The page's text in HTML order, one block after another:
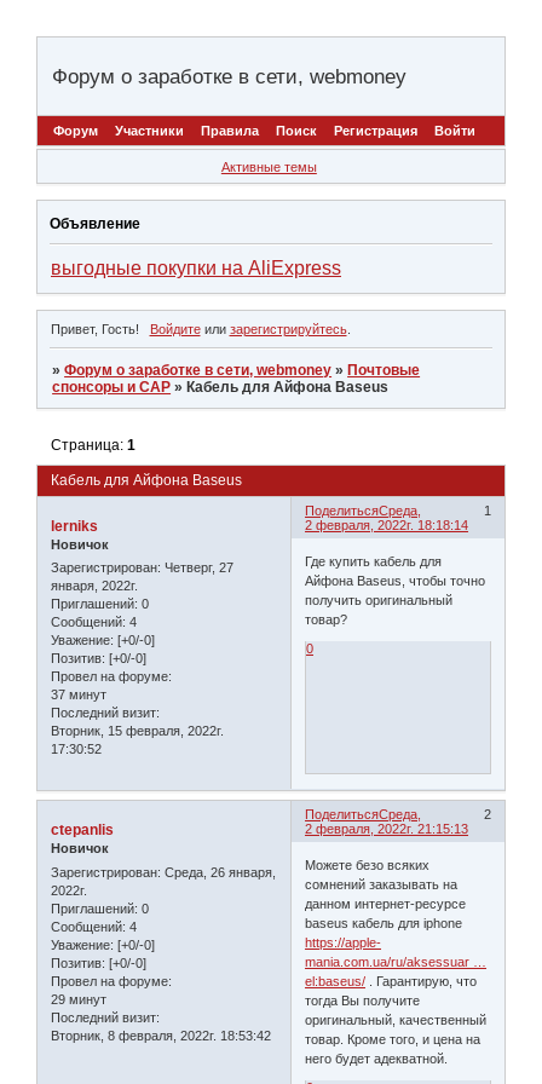
Форум о заработке в сети, webmoney
Форум Участники Правила Поиск Регистрация Войти
Активные темы
Объявление
выгодные покупки на AliExpress
Привет, Гость! Войдитеили зарегистрируйтесь.
»Форум о заработке в сети, webmoney » Почтовые
спонсоры и САР » Кабель для Айфона Baseus
Кабель для Айфона Baseus
Страница:1
Поделиться 1
Среда,
2 февраля, 2022г. 18:18:14
lerniks
Новичок
Зарегистрирован: Четверг, 27
января, 2022г.
Приглашений: 0
Сообщений: 4
Уважение: [+0/-0]
Позитив: [+0/-0]
Провел на форуме:
37 минут
Последний визит:
Вторник, 15 февраля, 2022г.
17:30:52
Где купить кабель для
Айфона Baseus, чтобы точно
получить оригинальный
товар?
0
Поделиться 2
Среда,
2 февраля, 2022г. 21:15:13
ctepanlis
Новичок
Зарегистрирован: Среда, 26 января,
2022г.
Приглашений: 0
Сообщений: 4
Уважение: [+0/-0]
Позитив: [+0/-0]
Провел на форуме:
29 минут
Последний визит:
Вторник, 8 февраля, 2022г. 18:53:42
Можете безо всяких
сомнений заказывать на
данном интернет-ресурсе
baseus кабель для iphone
https://apple-
mania.com.ua/ru/aksessuar …
el:baseus/ . Гарантирую, что
тогда Вы получите
оригинальный, качественный
товар. Кроме того, и цена на
него будет адекватной.